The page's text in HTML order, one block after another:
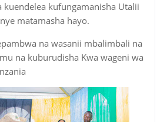
kuendelea kufungamanisha Utalii
matamasha hayo.
na wasanii mbalimbali na
na kuburudisha Kwa wageni wa